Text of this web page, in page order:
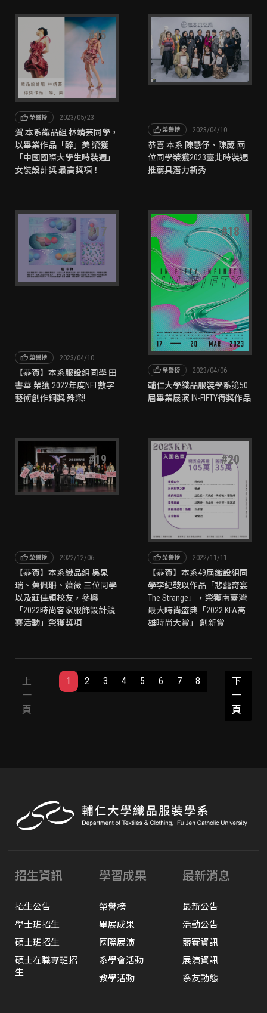
#15
thumb_up 榮譽榜 2023/05/23
賀 本系織品組 林靖芸同學，
以畢業作品「醉」美 榮獲
「中國國際大學生時裝週」
女裝設計獎 最高獎項！
#16
thumb_up 榮譽榜 2023/04/10
恭喜 本系 陳慧伃、陳葳 兩
位同學榮獲2023臺北時裝週
推薦具潛力新秀
#17
thumb_up 榮譽榜 2023/04/10
【恭賀】本系服設組同學 田
書華 榮獲 2022年度NFT數字
藝術創作銅獎 殊榮!
#18
thumb_up 榮譽榜 2023/04/06
輔仁大學織品服裝學系第50
屆畢業展演 IN-FIFTY得獎作品
#19
thumb_up 榮譽榜 2022/12/06
【恭賀】本系織品組 吳晁
瑞、蔡佩珊、蕭薇 三位同學
以及莊佳頴校友，參與
「2022時尚客家服飾設計競
賽活動」榮獲獎項
#20
thumb_up 榮譽榜 2022/11/11
【恭賀】本系49屆織設組同
學李紀鞍以作品「悲囍奇宴
The Strange」，榮獲南臺灣
最大時尚盛典「2022 KFA高
雄時尚大賞」 創新賞
上
一
頁
1 2 3 4 5 6 7 8
下
一
頁
招生資訊
招生公告
學士班招生
碩士班招生
碩士在職專班招
生
學習成果
榮譽榜
畢展成果
國際展演
系學會活動
教學活動
最新消息
最新公告
活動公告
競賽資訊
展演資訊
系友動態